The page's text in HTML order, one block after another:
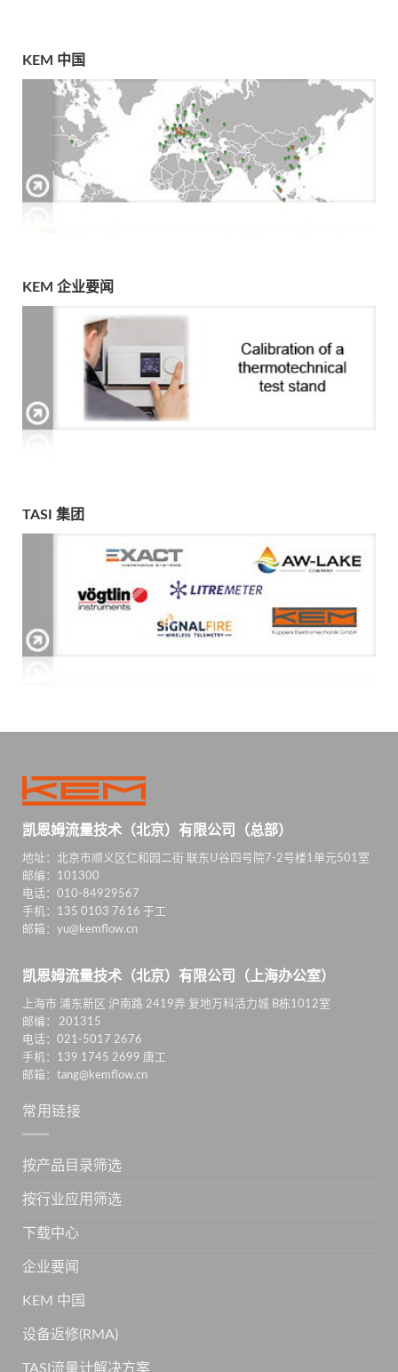
KEM 中国
KEM 企业要闻
TASI 集团
凯恩姆流量技术（北京）有限公司（总部）
地址：北京市顺义区仁和园二街 联东U谷四号院7-2号楼1单元501室
邮编：101300
电话：010-84929567
手机：135 0103 7616 于工
邮箱：yu@kemflow.cn
凯恩姆流量技术（北京）有限公司（上海办公室）
上海市 浦东新区 沪南路 2419弄 复地万科活力城 B栋1012室
邮编： 201315
电话：021-5017 2676
手机：139 1745 2699 唐工
邮箱：tang@kemflow.cn
常用链接
按产品目录筛选
按行业应用筛选
下载中心
企业要闻
KEM 中国
设备返修(RMA)
TASI流量计解决方案